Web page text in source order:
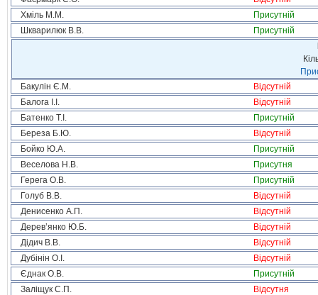
Хміль М.М.
Присутній
Шкварилюк В.В.
Присутній
Бакулін Є.М.
Відсутній
Балога І.І.
Відсутній
Батенко Т.І.
Присутній
Береза Б.Ю.
Відсутній
Бойко Ю.А.
Присутній
Веселова Н.В.
Присутня
Герега О.В.
Присутній
Голуб В.В.
Відсутній
Денисенко А.П.
Відсутній
Дерев’янко Ю.Б.
Відсутній
Дідич В.В.
Відсутній
Дубінін О.І.
Відсутній
Єднак О.В.
Присутній
Заліщук С.П.
Відсутня